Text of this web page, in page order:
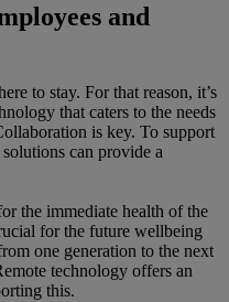
and
to stay. For that reason, it’s
that caters to the needs
is key. To support
can provide a
the immediate health of the
for the future wellbeing
one generation to the next
technology offers an
this.